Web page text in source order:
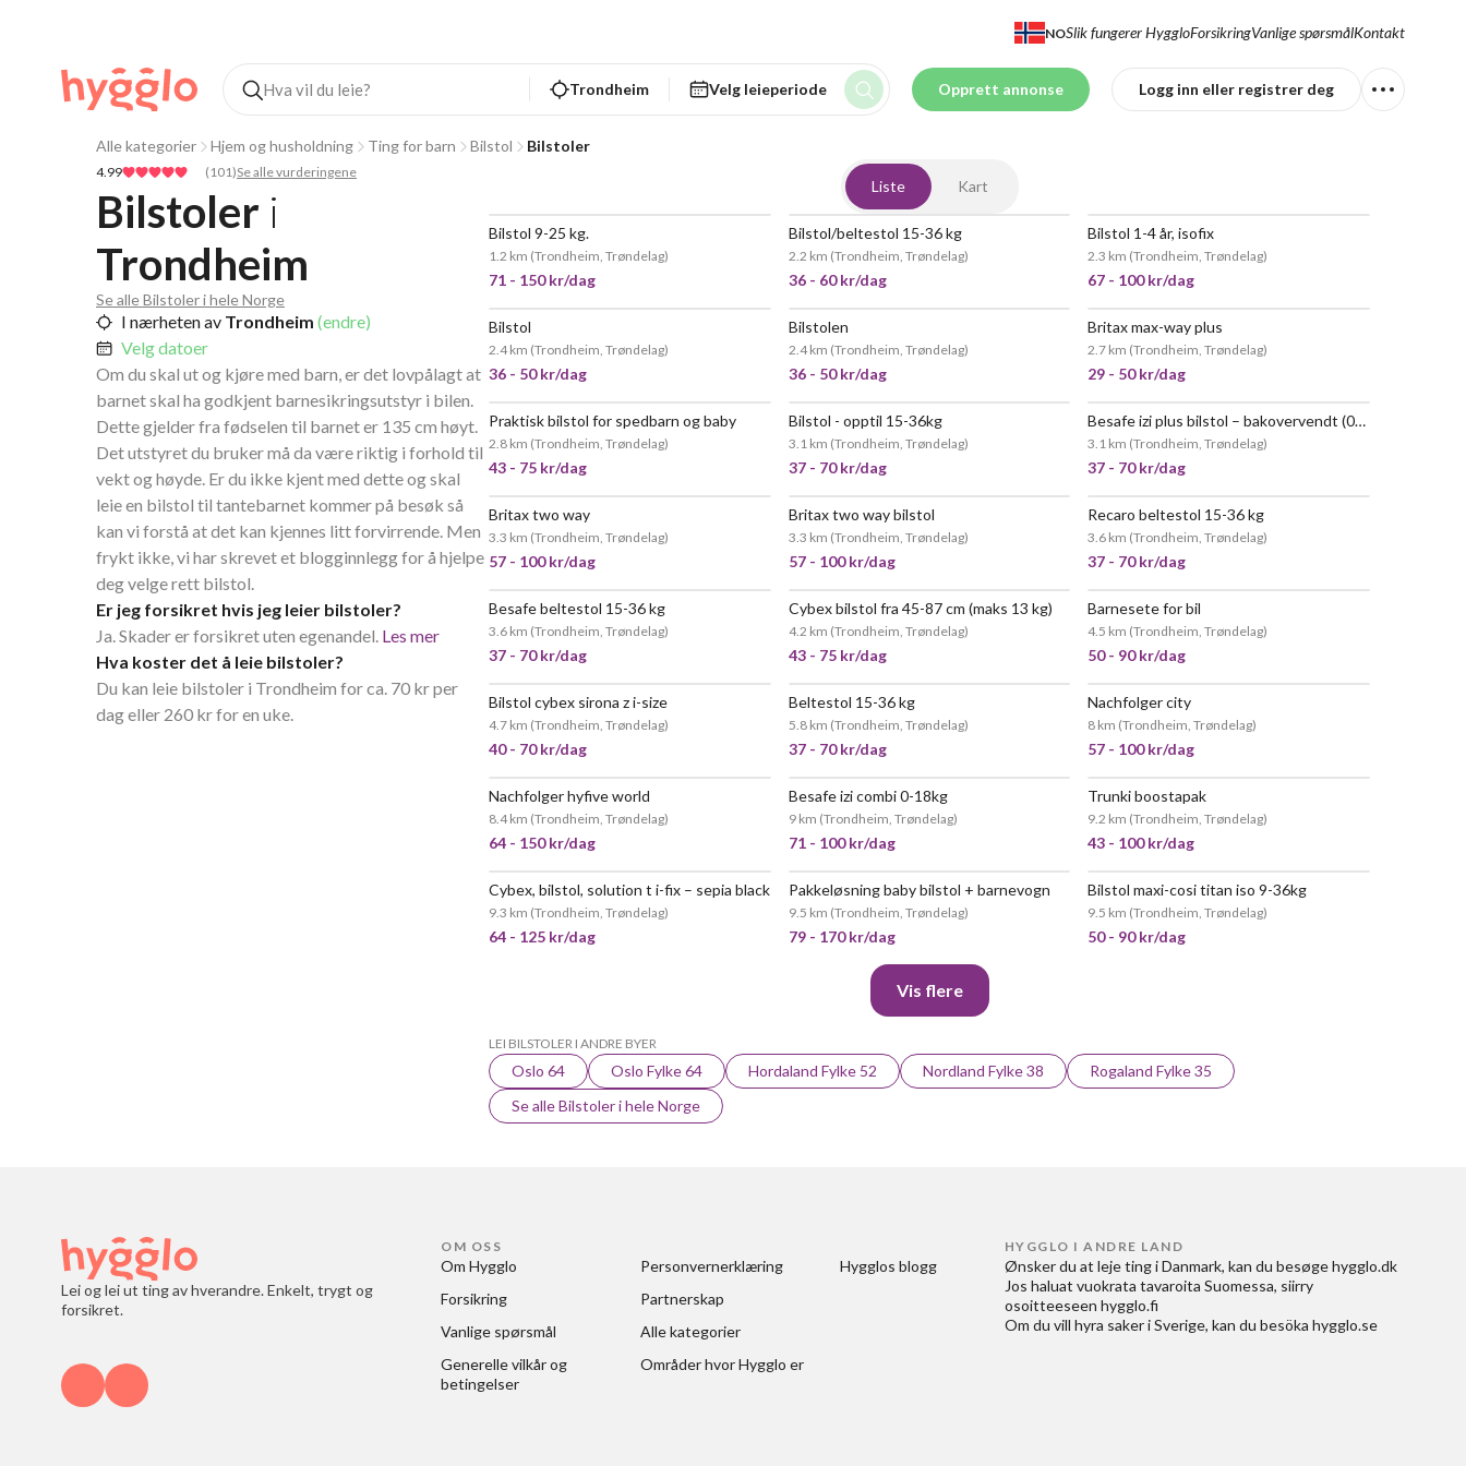
NOSlik fungerer HyggloForsikringVanlige spørsmålKontakt
Trondheim Velg leieperiode Opprett annonse Logg inn eller registrer deg
Alle kategorier Hjem og husholdning Ting for barn Bilstol Bilstoler
4.99 ( 101)Se alle vurderingene
Bilstoler i
Trondheim
Se alle Bilstoler i hele Norge
I nærheten av Trondheim (endre)
Velg datoer
Om du skal ut og kjøre med barn, er det lovpålagt at
barnet skal ha godkjent barnesikringsutstyr i bilen.
Dette gjelder fra fødselen til barnet er 135 cm høyt.
Det utstyret du bruker må da være riktig i forhold til
vekt og høyde. Er du ikke kjent med dette og skal
leie en bilstol til tantebarnet kommer på besøk så
kan vi forstå at det kan kjennes litt forvirrende. Men
frykt ikke, vi har skrevet et blogginnlegg for å hjelpe
deg velge rett bilstol.
Er jeg forsikret hvis jeg leier bilstoler?
Ja. Skader er forsikret uten egenandel. Les mer
Hva koster det å leie bilstoler?
Du kan leie bilstoler i Trondheim for ca. 70 kr per
dag eller 260 kr for en uke.
Liste Kart
Bilstol 9-25 kg.
1.2 km (Trondheim, Trøndelag)
71 - 150 kr/dag
Bilstol/beltestol 15-36 kg
2.2 km (Trondheim, Trøndelag)
36 - 60 kr/dag
Bilstol 1-4 år, isofix
2.3 km (Trondheim, Trøndelag)
67 - 100 kr/dag
Bilstol
2.4 km (Trondheim, Trøndelag)
36 - 50 kr/dag
Bilstolen
2.4 km (Trondheim, Trøndelag)
36 - 50 kr/dag
Britax max-way plus
2.7 km (Trondheim, Trøndelag)
29 - 50 kr/dag
VELDIG POPULÆR
Praktisk bilstol for spedbarn og baby
2.8 km (Trondheim, Trøndelag)
43 - 75 kr/dag
Bilstol - opptil 15-36kg
3.1 km (Trondheim, Trøndelag)
37 - 70 kr/dag
Besafe izi plus bilstol – bakovervendt (0-25 kg)
3.1 km (Trondheim, Trøndelag)
37 - 70 kr/dag
Britax two way
3.3 km (Trondheim, Trøndelag)
57 - 100 kr/dag
VELDIG POPULÆR
Britax two way bilstol
3.3 km (Trondheim, Trøndelag)
57 - 100 kr/dag
Recaro beltestol 15-36 kg
3.6 km (Trondheim, Trøndelag)
37 - 70 kr/dag
Besafe beltestol 15-36 kg
3.6 km (Trondheim, Trøndelag)
37 - 70 kr/dag
Cybex bilstol fra 45-87 cm (maks 13 kg)
4.2 km (Trondheim, Trøndelag)
43 - 75 kr/dag
Barnesete for bil
4.5 km (Trondheim, Trøndelag)
50 - 90 kr/dag
VELDIG POPULÆR
Bilstol cybex sirona z i-size
4.7 km (Trondheim, Trøndelag)
40 - 70 kr/dag
Beltestol 15-36 kg
5.8 km (Trondheim, Trøndelag)
37 - 70 kr/dag
Nachfolger city
8 km (Trondheim, Trøndelag)
57 - 100 kr/dag
Nachfolger hyfive world
8.4 km (Trondheim, Trøndelag)
64 - 150 kr/dag
VELDIG POPULÆR
Besafe izi combi 0-18kg
9 km (Trondheim, Trøndelag)
71 - 100 kr/dag
Trunki boostapak
9.2 km (Trondheim, Trøndelag)
43 - 100 kr/dag
Cybex, bilstol, solution t i-fix – sepia black
9.3 km (Trondheim, Trøndelag)
64 - 125 kr/dag
Pakkeløsning baby bilstol + barnevogn
9.5 km (Trondheim, Trøndelag)
79 - 170 kr/dag
VELDIG POPULÆR
Bilstol maxi-cosi titan iso 9-36kg
9.5 km (Trondheim, Trøndelag)
50 - 90 kr/dag
Vis flere
LEI BILSTOLER I ANDRE BYER
Oslo 64 Oslo Fylke 64 Hordaland Fylke 52 Nordland Fylke 38
Rogaland Fylke 35
Se alle Bilstoler i hele Norge
Lei og lei ut ting av hverandre. Enkelt, trygt og
forsikret.
OM OSS
Om Hygglo
Forsikring
Vanlige spørsmål
Generelle vilkår og
betingelser
Personvernerklæring
Partnerskap
Alle kategorier
Områder hvor Hygglo er
Hygglos blogg
HYGGLO I ANDRE LAND
Ønsker du at leje ting i Danmark, kan du besøge hygglo.dk
Jos haluat vuokrata tavaroita Suomessa, siirry
osoitteeseen hygglo.fi
Om du vill hyra saker i Sverige, kan du besöka hygglo.se